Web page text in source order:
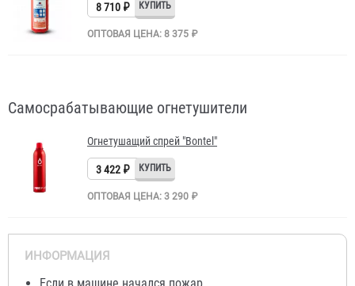
8 710 ₽
ОПТОВАЯ ЦЕНА: 8 375 ₽
Самосрабатывающие огнетушители
Огнетушащий спрей "Bontel"
3 422 ₽
ОПТОВАЯ ЦЕНА: 3 290 ₽
ИНФОРМАЦИЯ